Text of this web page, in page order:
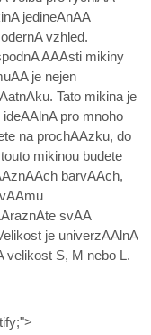
jedineAnAA
vzhled.
AAAsti mikiny
je nejen
Tato mikina je
pro mnoho
na prochAAzku, do
mikinou budete
barvAAch,
svAA
je univerzAAlnA
velikost S, M nebo L.